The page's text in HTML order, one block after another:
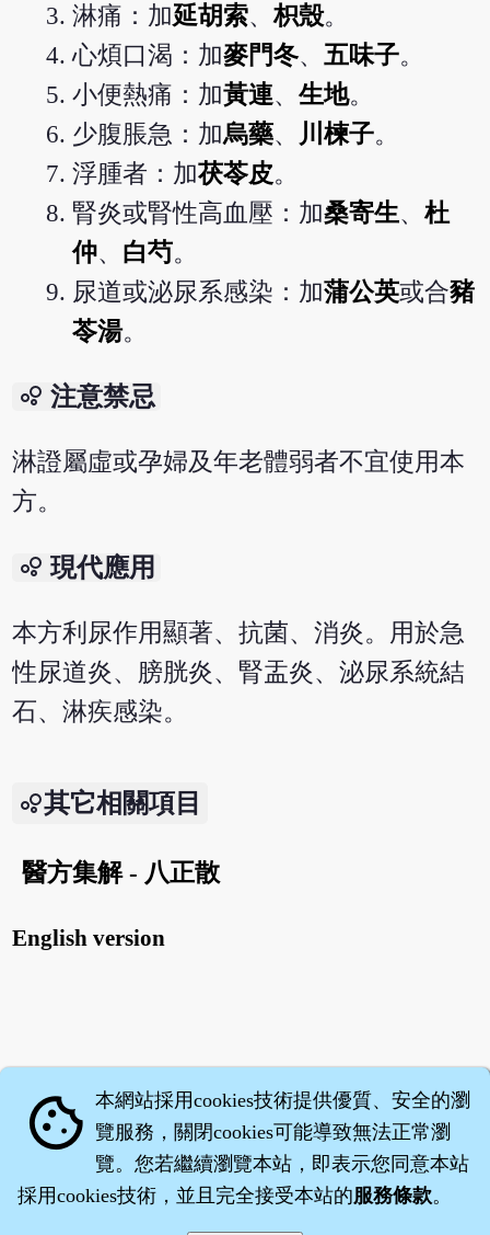
淋痛：加延胡索、枳殼。
心煩口渴：加麥門冬、五味子。
小便熱痛：加黃連、生地。
少腹脹急：加烏藥、 川楝子。
浮腫者：加茯苓皮。
腎炎或腎性高血壓：加桑寄生、杜
仲、 白芍。
尿道或泌尿系感染：加蒲公英或合豬
苓湯。
bubble_chart 注意禁忌
淋證屬虛或孕婦及年老體弱者不宜使用本
方。
bubble_chart 現代應用
本方利尿作用顯著、抗菌、消炎。用於急
性尿道炎、膀胱炎、腎盂炎、泌尿系統結
石、淋疾感染。
其它相關項目
醫方集解 - 八正散
English version
cookie 本網站採用cookies技術提供優質、安全的瀏
覽服務，關閉cookies可能導致無法正常瀏
覽。您若繼續瀏覽本站，即表示您同意本站
採用cookies技術，並且完全接受本站的服務條款。